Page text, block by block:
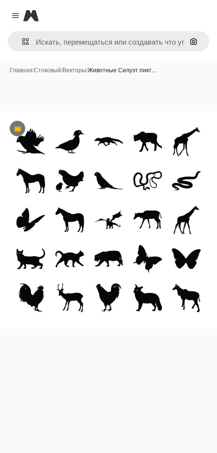
Close menu
Magnific
Поиск
Главная/Стоковый/Векторы/Животные Силуэт пикт…
Премиум